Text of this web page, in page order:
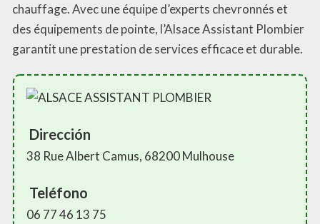
chauffage. Avec une équipe d’experts chevronnés et
des équipements de pointe, l’Alsace Assistant Plombier
garantit une prestation de services efficace et durable.
Dirección
38 Rue Albert Camus, 68200 Mulhouse
Teléfono
06 77 46 13 75